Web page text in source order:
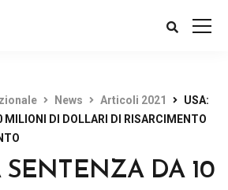
News Articoli 2021
USA:
MILIONI DI DOLLARI DI RISARCIMENTO
SENTENZA DA 10